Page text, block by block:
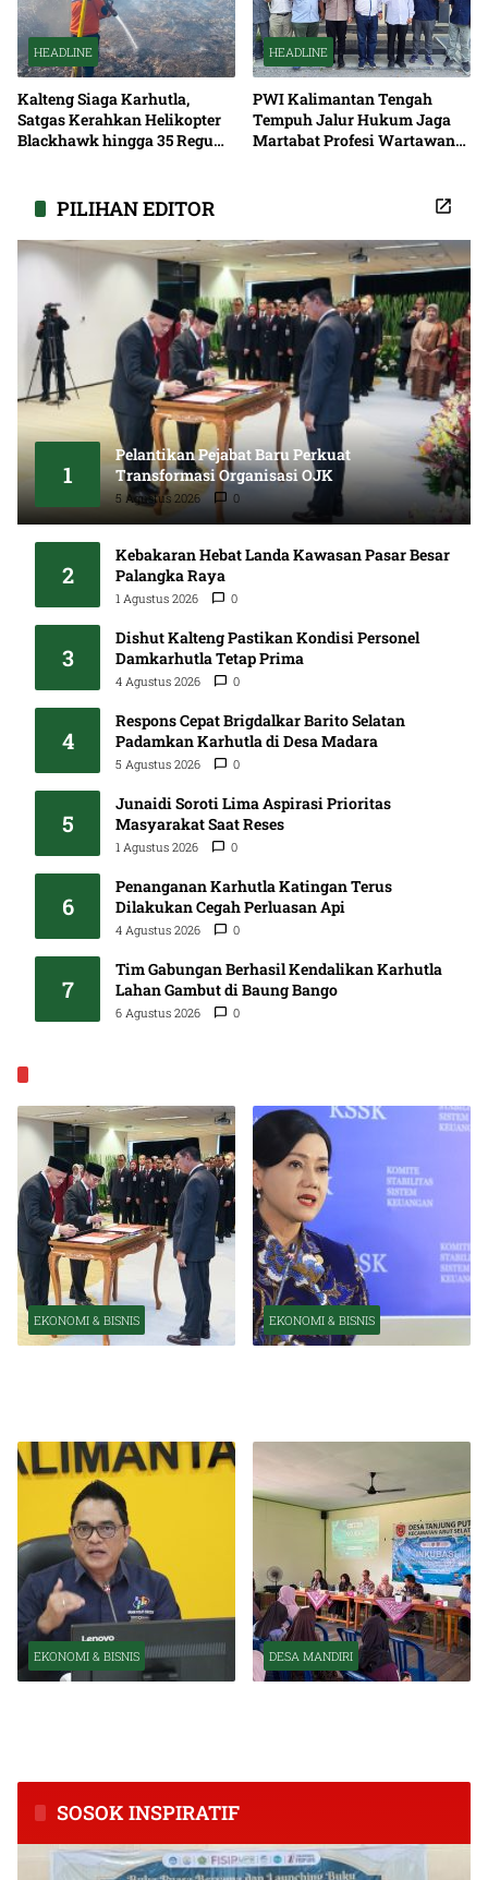
HEADLINE
Kalteng Siaga Karhutla,
Satgas Kerahkan Helikopter
Blackhawk hingga 35 Regu
HEADLINE
PWI Kalimantan Tengah
Tempuh Jalur Hukum Jaga
Martabat Profesi Wartawan
PILIHAN EDITOR
1
Pelantikan Pejabat Baru Perkuat
Transformasi Organisasi OJK
5 Agustus 2026 0
2
Kebakaran Hebat Landa Kawasan Pasar Besar
Palangka Raya
1 Agustus 2026 0
3
Dishut Kalteng Pastikan Kondisi Personel
Damkarhutla Tetap Prima
4 Agustus 2026 0
4
Respons Cepat Brigdalkar Barito Selatan
Padamkan Karhutla di Desa Madara
5 Agustus 2026 0
5
Junaidi Soroti Lima Aspirasi Prioritas
Masyarakat Saat Reses
1 Agustus 2026 0
6
Penanganan Karhutla Katingan Terus
Dilakukan Cegah Perluasan Api
4 Agustus 2026 0
7
Tim Gabungan Berhasil Kendalikan Karhutla
Lahan Gambut di Baung Bango
6 Agustus 2026 0
EKONOMI & BISNIS EKONOMI & BISNIS
EKONOMI & BISNIS DESA MANDIRI
SOSOK INSPIRATIF